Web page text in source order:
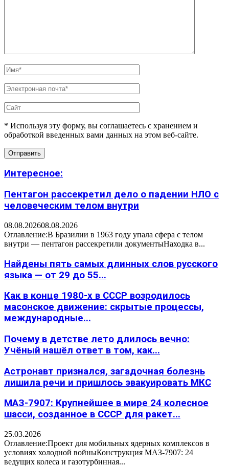
* Используя эту форму, вы соглашаетесь с хранением и
обработкой введенных вами данных на этом веб-сайте.
Интересное:
Пентагон рассекретил дело о падении НЛО с
человеческим телом внутри
08.08.202608.08.2026
Оглавление:В Бразилии в 1963 году упала сфера с телом
внутри — пентагон рассекретили документыНаходка в...
Найдены пять самых длинных слов русского
языка — от 29 до 55...
Как в конце 1980-х в СССР возродилось
масонское движение: скрытые процессы,
международные...
Почему в детстве лето длилось вечно:
Учёный нашёл ответ в том, как...
Астронавт признался, загадочная болезнь
лишила речи и пришлось эвакуировать МКС
МАЗ-7907: Крупнейшее в мире 24 колесное
шасси, созданное в СССР для ракет...
25.03.2026
Оглавление:Проект для мобильных ядерных комплексов в
условиях холодной войныКонструкция МАЗ-7907: 24
ведущих колеса и газотурбинная...